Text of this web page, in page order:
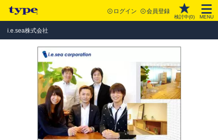
ログイン 会員登録
検討中(0) MENU
i.e.sea株式会社